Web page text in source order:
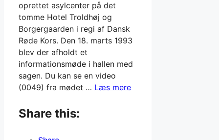
oprettet asylcenter på det
tomme Hotel Troldhøj og
Borgergaarden i regi af Dansk
Røde Kors. Den 18. marts 1993
blev der afholdt et
informationsmøde i hallen med
sagen. Du kan se en video
(0049) fra mødet … Læs mere
Share this: